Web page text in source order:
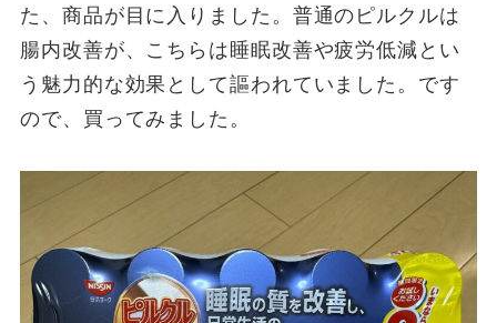
た、商品が目に入りました。普通のピルクルは
腸内改善が、こちらは睡眠改善や疲労低減とい
う魅力的な効果として謳われていました。です
ので、買ってみました。